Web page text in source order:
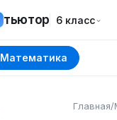
тьютор 6 класс⌄
Математика
Главная/